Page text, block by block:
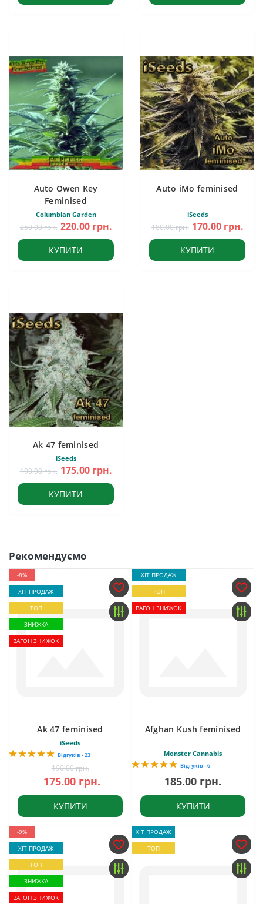
Auto Owen Key
Feminised
Columbian Garden
250.00 грн. 220.00 грн.
КУПИТИ
Auto iMo feminised
iSeeds
180.00 грн. 170.00 грн.
КУПИТИ
Ak 47 feminised
iSeeds
190.00 грн. 175.00 грн.
КУПИТИ
Рекомендуємо
-8%
ХІТ ПРОДАЖ
ТОП
ЗНИЖКА
ВАГОН ЗНИЖОК
Ak 47 feminised
iSeeds
Відгуків - 23
190.00 грн.
175.00 грн.
КУПИТИ
ХІТ ПРОДАЖ
ТОП
ВАГОН ЗНИЖОК
Afghan Kush feminised
Monster Cannabis
Відгуків - 6
185.00 грн.
КУПИТИ
-9%
ХІТ ПРОДАЖ
ТОП
ЗНИЖКА
ВАГОН ЗНИЖОК
ХІТ ПРОДАЖ
ТОП